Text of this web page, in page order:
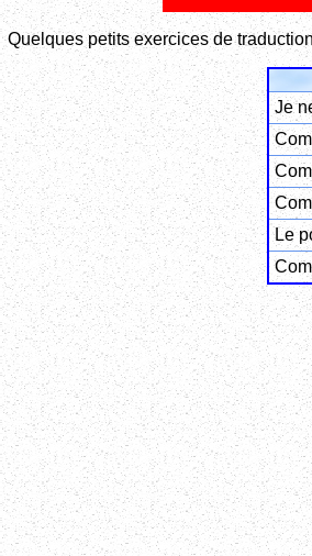
Quelques petits exercices de
Je
Le